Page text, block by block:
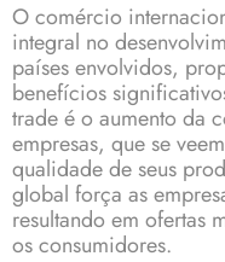
O comércio
integral no
países envolvidos,
benefícios
trade é o aumento da
empresas, que se
qualidade de seus
global força as
resultando em ofertas
os consumidores.